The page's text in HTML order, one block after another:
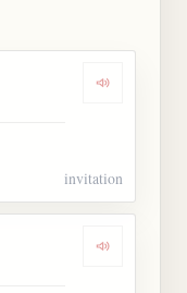
Dengarkan
invitation
Dengarkan